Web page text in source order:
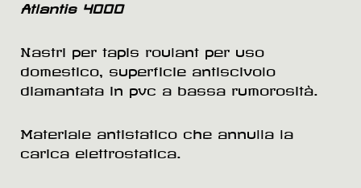
Atlantis 4000
Nastri per tapis roulant per uso
domestico, superficie antiscivolo
diamantata in pvc a bassa rumorosità.
Materiale antistatico che annulla la
carica elettrostatica.